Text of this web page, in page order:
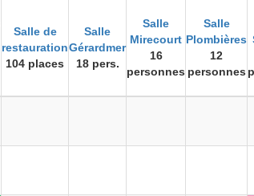
Salle de
restauration
104 places
Salle
Gérardmer
18 pers.
Salle
Mirecourt
16
personnes
Salle
Plombières
12
personnes